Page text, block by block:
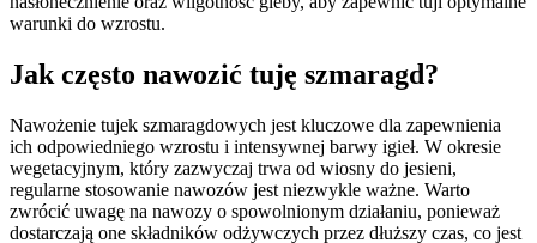
warunki do wzrostu.
Jak często nawozić tuję szmaragd?
Nawożenie tujek szmaragdowych jest kluczowe dla zapewnienia
ich odpowiedniego wzrostu i intensywnej barwy igieł. W okresie
wegetacyjnym, który zazwyczaj trwa od wiosny do jesieni,
regularne stosowanie nawozów jest niezwykle ważne. Warto
zwrócić uwagę na nawozy o spowolnionym działaniu, ponieważ
dostarczają one składników odżywczych przez dłuższy czas, co jest